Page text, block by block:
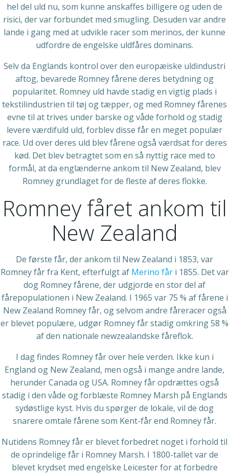
hel del uld nu, som kunne anskaffes billigere og uden de
risici, der var forbundet med smugling. Desuden var andre
lande i gang med at udvikle racer som merinos, der kunne
udfordre de engelske uldfåres dominans.
Selv da Englands kontrol over den europæiske uldindustri
aftog, bevarede Romney fårene deres betydning og
popularitet. Romney uld havde stadig en vigtig plads i
tekstilindustrien til tøj og tæpper, og med Romney fårenes
evne til at trives under barske og våde forhold og stadig
levere værdifuld uld, forblev disse får en meget populær
race. Ud over deres uld blev fårene også værdsat for deres
kød. Det blev betragtet som en så nyttig race med to
formål, at da englænderne ankom til New Zealand, blev
Romney grundlaget for de fleste af deres flokke.
Romney fåret ankom til
New Zealand
De første får, der ankom til New Zealand i 1853, var
Romney får fra Kent, efterfulgt af Merino fåri 1855. Det var
dog Romney fårene, der udgjorde en stor del af
fårepopulationen i New Zealand. I 1965 var 75 % af fårene i
New Zealand Romney får, og selvom andre fåreracer også
er blevet populære, udgør Romney får stadig omkring 58 %
af den nationale newzealandske fåreflok.
I dag findes Romney får over hele verden. Ikke kun i
England og New Zealand, men også i mange andre lande,
herunder Canada og USA. Romney får opdrættes også
stadig i den våde og forblæste Romney Marsh på Englands
sydøstlige kyst. Hvis du spørger de lokale, vil de dog
snarere omtale fårene som Kent-får end Romney får.
Nutidens Romney får er blevet forbedret noget i forhold til
de oprindelige får i Romney Marsh. I 1800-tallet var de
blevet krydset med engelske Leicester for at forbedre